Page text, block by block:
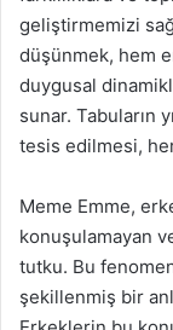
geliştirmemizi
düşünmek, hem
duygusal
sunar. Tabuların
tesis edilmesi,
Meme Emme,
konuşulamayan
tutku. Bu
şekillenmiş bir